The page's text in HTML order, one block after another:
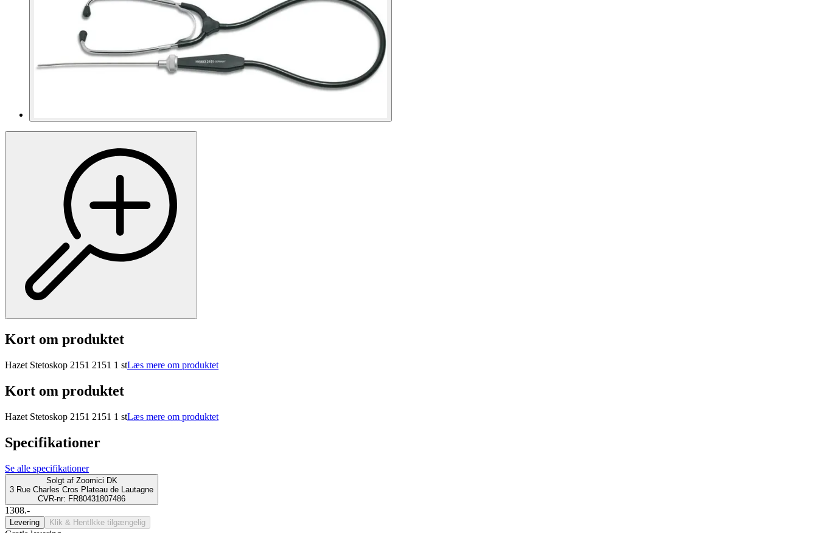
Kort om produktet
Hazet Stetoskop 2151 2151 1 stLæs mere om produktet
Kort om produktet
Hazet Stetoskop 2151 2151 1 stLæs mere om produktet
Specifikationer
Se alle specifikationer
Solgt af Zoomici DK
3 Rue Charles Cros Plateau de Lautagne
CVR-nr: FR80431807486
1308.-
Levering Klik & Hent Ikke tilgængelig